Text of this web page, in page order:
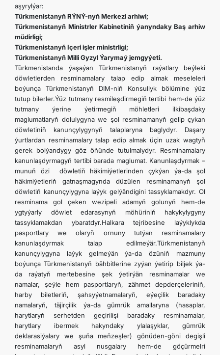
aşyrylýar:
Türkmenistanyň RÝNÝ-nyň Merkezi arhiwi;
Türkmenistanyň Ministrler Kabinetiniň ýanyndaky Baş arhiw
müdirligi;
Türkmenistanyň Içeri işler ministrligi;
Türkmenistanyň Milli Gyzyl Ýarymaý jemgyýeti.
Türkmenistanda ýaşaýan Türkmenistanyň raýatlary beýleki
döwletlerden resminamalary talap edip almak meseleleri
boýunça Türkmenistanyň DIM-niň Konsullyk bölümine ýüz
tutup bilerler.Ýüz tutmany resmileşdirmegiň tertibi hem-de ýüz
tutmany ýerine ýetirmegiň möhletleri ilkibaşdaky
maglumatlaryň dolulygyna we şol resminamanyň gelip çykan
döwletiniň kanunçylygynyň talaplaryna baglydyr. Daşary
ýurtlardan resminamalary talap edip almak üçin uzak wagtyň
gerek bolýandygy göz öňünde tutulmalydyr. Resminamalary
kanunlaşdyrmagyň tertibi barada maglumat. Kanunlaşdyrmak –
munuň özi döwletiň häkimiýetlerinden çykýan ýa-da şol
häkimiýetleriň gatnaşmagynda düzülen resminamanyň şol
döwletiň kanunçylygyna laýyk gelýändigini tassyklamakdyr. Ol
resminama gol çeken wezipeli adamyň golunyň hem-de
ygtyýarly döwlet edarasynyň möhüriniň hakykylygyny
tassyklamakdan ybaratdyr.Halkara tejribesine laýyklykda
pasportlary we olaryň ornuny tutýan resminamalary
kanunlaşdyrmak talap edilmeýär.Türkmenistanyň
kanunçylygyna laýyk gelmeýän ýa-da özüniň mazmuny
boýunça Türkmenistanyň bähbitlerine zyýan ýetirip biljek ýa-
da raýatyň mertebesine şek ýetirýän resminamalar we
namalar, şeýle hem pasportlaryň, zähmet depderçeleriniň,
harby biletleriň, şahsyýetnamalaryň, eýeçilik baradaky
namalaryň, täjirçilik ýa-da gümrük amallaryna (hasaplar,
harytlaryň serhetden geçirilişi baradaky resminamalar,
harytlary ibermek hakyndaky ylalaşyklar, gümrük
deklarasiýalary we şuňa meňzeşler) gönüden-göni degişli
resminamalaryň asyl nusgalary hem-de göçürmelri